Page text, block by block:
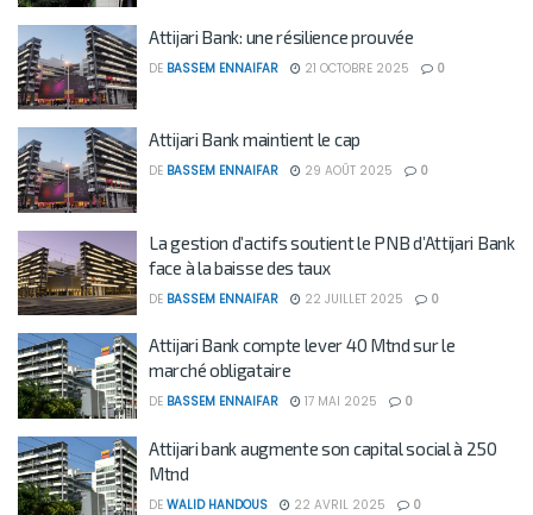
Attijari Bank: une résilience prouvée
DE BASSEM ENNAIFAR 21 OCTOBRE 2025 0
Attijari Bank maintient le cap
DE BASSEM ENNAIFAR 29 AOÛT 2025 0
La gestion d’actifs soutient le PNB d’Attijari Bank
face à la baisse des taux
DE BASSEM ENNAIFAR 22 JUILLET 2025 0
Attijari Bank compte lever 40 Mtnd sur le
marché obligataire
DE BASSEM ENNAIFAR 17 MAI 2025 0
Attijari bank augmente son capital social à 250
Mtnd
DE WALID HANDOUS 22 AVRIL 2025 0